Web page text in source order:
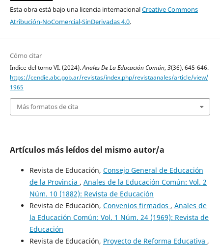
Esta obra está bajo una licencia internacionalCreative Commons
Atribución-NoComercial-SinDerivadas 4.0.
Cómo citar
Indice del tomo VI. (2024).Anales De La Educación Común, 3(36), 645-646.
https://cendie.abc.gob.ar/revistas/index.php/revistaanales/article/view/
1965
Más formatos de cita
Artículos más leídos del mismo autor/a
Revista de Educación, Consejo General de Educación
de la Provincia , Anales de la Educación Común: Vol. 2
Núm. 10 (1882): Revista de Educación
Revista de Educación, Convenios firmados , Anales de
la Educación Común: Vol. 1 Núm. 24 (1969): Revista de
Educación
Revista de Educación, Proyecto de Reforma Educativa ,